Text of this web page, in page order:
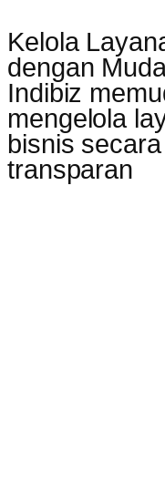
Kelola
dengan
Indibiz
mengelola
bisnis
transparan